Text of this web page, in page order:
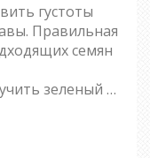
густоты
Правильная
семян
зеленый и
участках.
идеального